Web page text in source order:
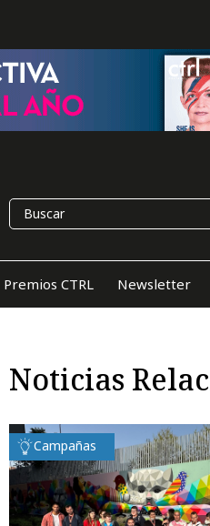
Premios CTRL Newsletter
Noticias
Campañas